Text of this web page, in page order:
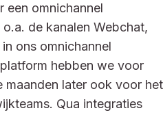
een omnichannel
de kanalen Webchat,
ons omnichannel
hebben we voor
maanden later ook voor het
Qua integraties